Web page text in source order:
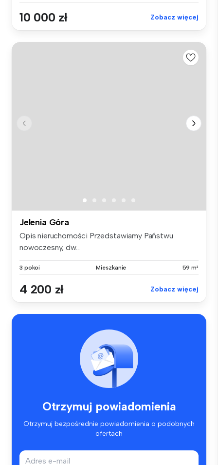
10 000 zł Zobacz więcej
Jelenia Góra
Opis nieruchomości Przedstawiamy Państwu
nowoczesny, dw...
3 pokoi Mieszkanie 59 m²
4 200 zł Zobacz więcej
Otrzymuj powiadomienia
Otrzymuj bezpośrednie powiadomienia o podobnych
ofertach